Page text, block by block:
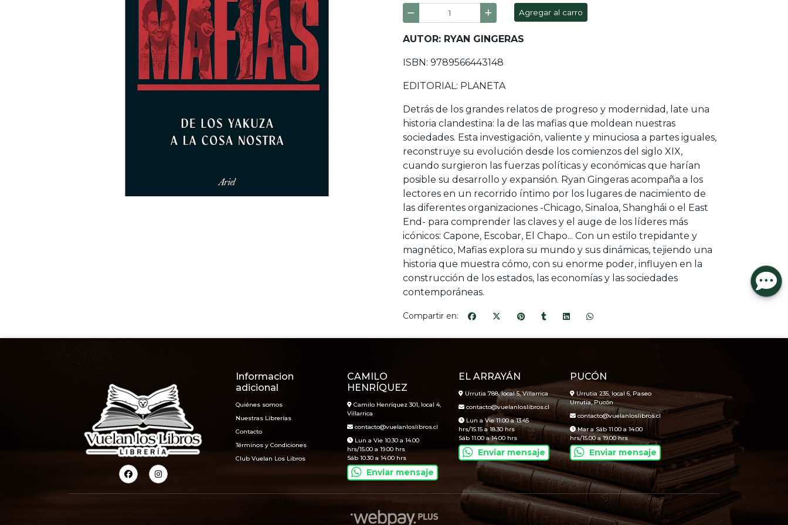
Agregar al carro
AUTOR: RYAN GINGERAS
ISBN: 9789566443148
EDITORIAL: PLANETA
Detrás de los grandes relatos de progreso y modernidad, late una
historia clandestina: la de las mafias que moldean nuestras
sociedades. Esta investigación, valiente y minuciosa a partes iguales,
reconstruye su evolución desde los comienzos del siglo XIX,
cuando surgieron las fuerzas políticas y económicas que harían
posible su desarrollo y expansión. Ryan Gingeras acompaña a los
lectores en un recorrido íntimo por los lugares de nacimiento de
las diferentes organizaciones -Chicago, Sinaloa, Shanghái o el East
End- para comprender las claves y el auge de los líderes más
icónicos: Capone, Escobar, El Chapo... Con un estilo trepidante y
magnético, Mafias explora su mundo y sus dinámicas, tejiendo una
historia que muestra cómo, con su enorme poder, influyen en la
construcción de los estados, las economías y las sociedades
contemporáneas.
Compartir en:
Informacion
adicional
Quiénes somos
Nuestras Librerías
Contacto
Términos y Condiciones
Club Vuelan Los Libros
CAMILO
HENRÍQUEZ
Camilo Henríquez 301, local 4,
Villarrica
contacto@vuelanloslibros.cl
Lun a Vie 10.30 a 14.00
hrs/15.00 a 19.00 hrs
Sáb 10.30 a 14.00 hrs
Enviar mensaje
EL ARRAYÁN
Urrutia 788, local 5, Villarrica
contacto@vuelanloslibros.cl
Lun a Vie 11.00 a 13.45
hrs/15.15 a 18.30 hrs
Sáb 11.00 a 14.00 hrs
Enviar mensaje
PUCÓN
Urrutia 235, local 6, Paseo
Urrutia, Pucón
contacto@vuelanloslibros.cl
Mar a Sáb 11.00 a 14.00
hrs/15.00 a 19.00 hrs
Enviar mensaje